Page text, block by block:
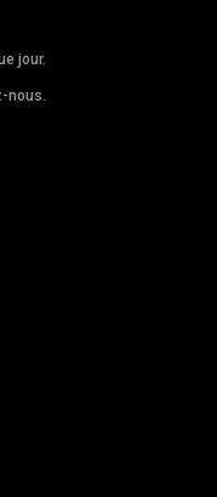
jour.
nous.